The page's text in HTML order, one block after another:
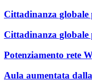
Cittadinanza globale
Cittadinanza
Potenziamento rete
Aula aumentata